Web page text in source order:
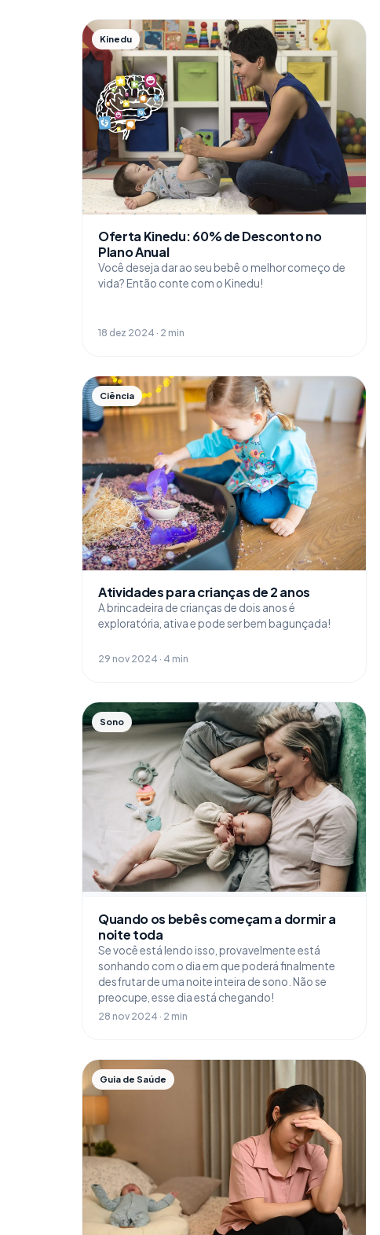
Kinedu
Oferta Kinedu: 60% de Desconto no
Plano Anual
Você deseja dar ao seu bebê o melhor começo de
vida? Então conte com o Kinedu!
18 dez 2024 · 2 min
Ciência
Atividades para crianças de 2 anos
A brincadeira de crianças de dois anos é
exploratória, ativa e pode ser bem bagunçada!
29 nov 2024 · 4 min
Sono
Quando os bebês começam a dormir a
noite toda
Se você está lendo isso, provavelmente está
sonhando com o dia em que poderá finalmente
desfrutar de uma noite inteira de sono. Não se
preocupe, esse dia está chegando!
28 nov 2024 · 2 min
Guia de Saúde